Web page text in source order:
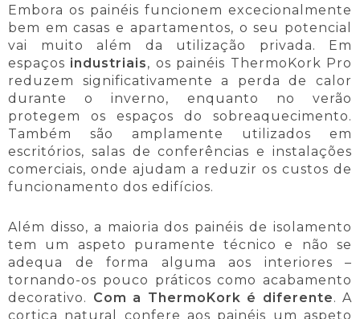
Embora os painéis funcionem excecionalmente
bem em casas e apartamentos, o seu potencial
vai muito além da utilização privada. Em
espaços industriais, os painéis ThermoKork Pro
reduzem significativamente a perda de calor
durante o inverno, enquanto no verão
protegem os espaços do sobreaquecimento.
Também são amplamente utilizados em
escritórios, salas de conferências e instalações
comerciais, onde ajudam a reduzir os custos de
funcionamento dos edifícios.
Além disso, a maioria dos painéis de isolamento
tem um aspeto puramente técnico e não se
adequa de forma alguma aos interiores –
tornando-os pouco práticos como acabamento
decorativo. Com a ThermoKork é diferente. A
cortiça natural confere aos painéis um aspeto